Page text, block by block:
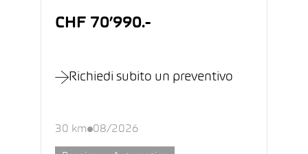
CHF 70’990.-
Richiedi subito un preventivo
30 km 08/2026